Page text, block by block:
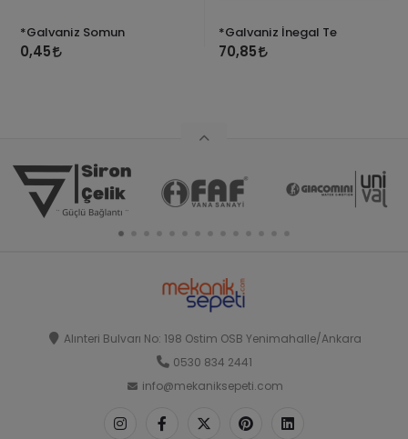
*Galvaniz Somun
0,45
*Galvaniz İnegal Te
70,85
Alınteri Bulvarı No: 198 Ostim OSB Yenimahalle/Ankara
0530 834 2441
info@mekaniksepeti.com